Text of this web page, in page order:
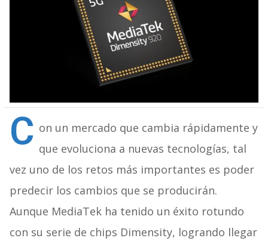
C on un mercado que cambia rápidamente y
que evoluciona a nuevas tecnologías, tal
vez uno de los retos más importantes es poder
predecir los cambios que se producirán.
Aunque MediaTek ha tenido un éxito rotundo
con su serie de chips Dimensity, logrando llegar